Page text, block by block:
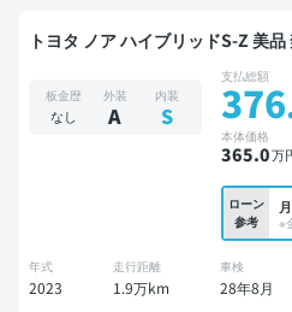
トヨタ ノ
板金歴
なし
外装
A
内装
S
支払総額
376
本体価格
365.0万
ローン
参考
※
年式
2023
走行距離
1.9万km
車検
28年8月